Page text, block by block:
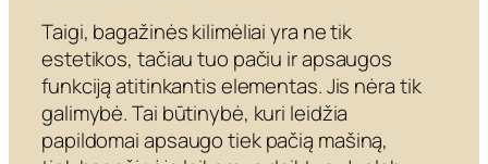
Taigi, bagažinės kilimėliai yra ne tik
estetikos, tačiau tuo pačiu ir apsaugos
funkciją atitinkantis elementas. Jis nėra tik
galimybė. Tai būtinybė, kuri leidžia
papildomai apsaugo tiek pačią mašiną,